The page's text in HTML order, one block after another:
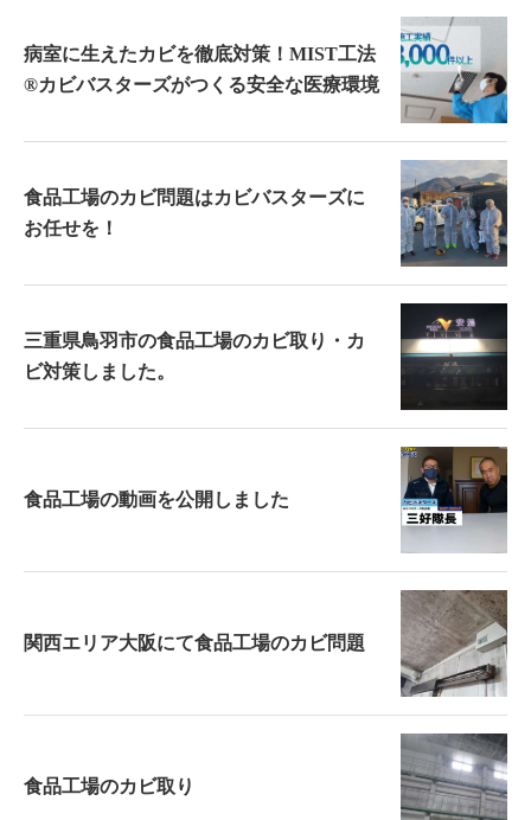
病室に生えたカビを徹底対策！MIST工法
®カビバスターズがつくる安全な医療環境
食品工場のカビ問題はカビバスターズに
お任せを！
三重県鳥羽市の食品工場のカビ取り・カ
ビ対策しました。
食品工場の動画を公開しました
関西エリア大阪にて食品工場のカビ問題
食品工場のカビ取り